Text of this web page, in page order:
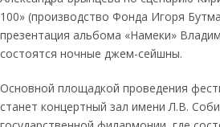
100» (производство Фонда Игоря
презентация альбома «Намеки»
состоятся ночные джем-сейшны.
Основной площадкой проведения
станет концертный зал имени Л.В.